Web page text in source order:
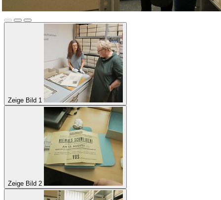
Zeige Bild 1
Zeige Bild 2